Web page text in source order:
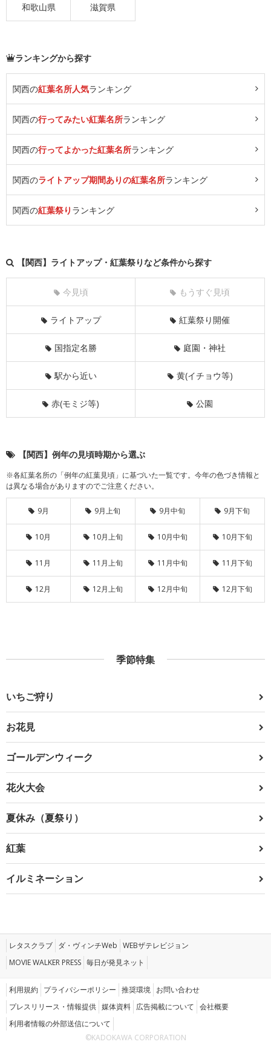
和歌山県 滋賀県
ランキングから探す
関西の紅葉名所人気ランキング
関西の行ってみたい紅葉名所ランキング
関西の行ってよかった紅葉名所ランキング
関西のライトアップ期間ありの紅葉名所ランキング
関西の紅葉祭り ランキング
【関西】ライトアップ・紅葉祭りなど条件から探す
今見頃 もうすぐ見頃
ライトアップ 紅葉祭り開催
国指定名勝 庭園・神社
駅から近い 黄(イチョウ等)
赤(モミジ等) 公園
【関西】例年の見頃時期から選ぶ
※各紅葉名所の「例年の紅葉見頃」に基づいた一覧です。今年の色づき情報と
は異なる場合がありますのでご注意ください。
9月 9月上旬 9月中旬 9月下旬
10月 10月上旬 10月中旬 10月下旬
11月 11月上旬 11月中旬 11月下旬
12月 12月上旬 12月中旬 12月下旬
季節特集
いちご狩り
お花見
ゴールデンウィーク
花火大会
夏休み（夏祭り）
紅葉
イルミネーション
レタスクラブ ダ・ヴィンチWeb WEBザテレビジョン
MOVIE WALKER PRESS 毎日が発見ネット
利用規約 プライバシーポリシー 推奨環境 お問い合わせ
プレスリリース・情報提供 媒体資料 広告掲載について 会社概要
利用者情報の外部送信について
©KADOKAWA CORPORATION